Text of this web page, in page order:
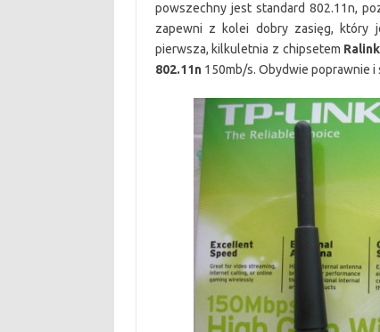
powszechny jest standard 802.11n,
zapewni z kolei dobry zasięg, który
pierwsza, kilkuletnia z chipsetem
802.11n150mb/s. Obydwie poprawnie i